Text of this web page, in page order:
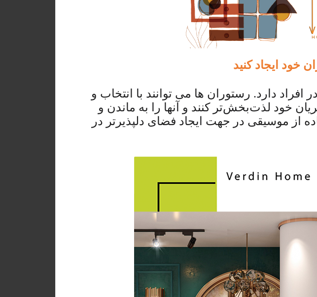
خود ایجاد کنید
دارد. رستوران ها می توانند با انتخاب و
خود لذت‌بخش‌تر کنند و آنها را به ماندن و
از موسیقی در جهت ایجاد فضای دلپذیرتر در